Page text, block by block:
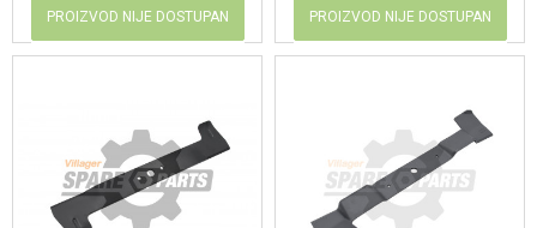
PROIZVOD NIJE DOSTUPAN PROIZVOD NIJE DOSTUPAN